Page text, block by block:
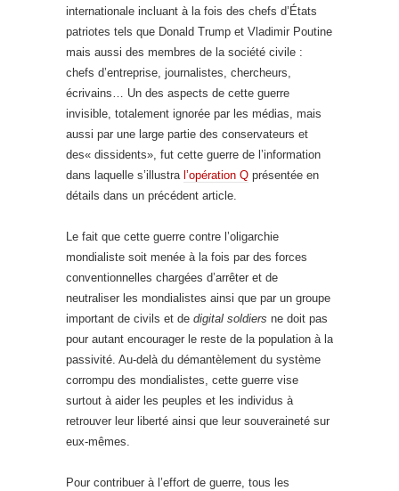
internationale incluant à la fois des chefs d’États
patriotes tels que Donald Trump et Vladimir Poutine
mais aussi des membres de la société civile :
chefs d’entreprise, journalistes, chercheurs,
écrivains… Un des aspects de cette guerre
invisible, totalement ignorée par les médias, mais
aussi par une large partie des conservateurs et
des« dissidents», fut cette guerre de l’information
dans laquelle s’illustra l’opération Q présentée en
détails dans un précédent article.
Le fait que cette guerre contre l’oligarchie
mondialiste soit menée à la fois par des forces
conventionnelles chargées d’arrêter et de
neutraliser les mondialistes ainsi que par un groupe
important de civils et de digital soldiers ne doit pas
pour autant encourager le reste de la population à la
passivité. Au-delà du démantèlement du système
corrompu des mondialistes, cette guerre vise
surtout à aider les peuples et les individus à
retrouver leur liberté ainsi que leur souveraineté sur
eux-mêmes.
Pour contribuer à l’effort de guerre, tous les